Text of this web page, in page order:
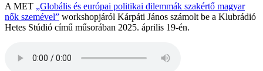
A MET „Globális és európai politikai dilemmák szakértő magyar
nők szemével” workshopjáról Kárpáti János számolt be a Klubrádió
Hetes Stúdió című műsorában 2025. április 19-én.